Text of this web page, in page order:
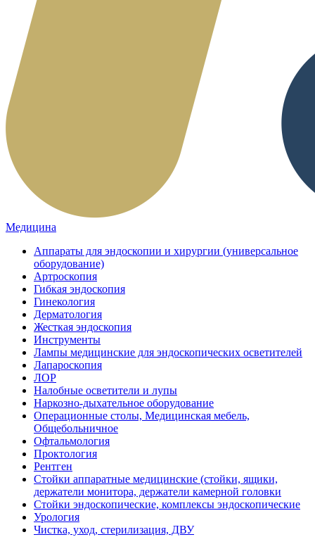
Медицина
Аппараты для эндоскопии и хирургии (универсальное
оборудование)
Артроскопия
Гибкая эндоскопия
Гинекология
Дерматология
Жесткая эндоскопия
Инструменты
Лампы медицинские для эндоскопических осветителей
Лапароскопия
ЛОР
Налобные осветители и лупы
Наркозно-дыхательное оборудование
Операционные столы, Медицинская мебель,
Общебольничное
Офтальмология
Проктология
Рентген
Стойки аппаратные медицинские (стойки, ящики,
держатели монитора, держатели камерной головки
Стойки эндоскопические, комплексы эндоскопические
Урология
Чистка, уход, стерилизация, ДВУ